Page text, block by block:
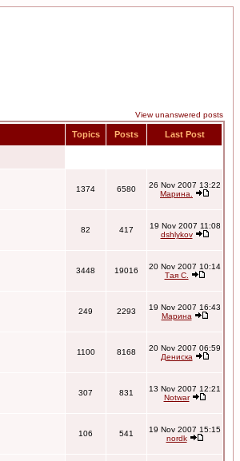
View unanswered posts
Topics Posts Last Post
1374 6580
26 Nov 2007 13:22
Марина.
82 417
19 Nov 2007 11:08
dshlykov
3448 19016
20 Nov 2007 10:14
Тая С.
249 2293
19 Nov 2007 16:43
Марина
1100 8168
20 Nov 2007 06:59
Дениска
307 831
13 Nov 2007 12:21
Notwar
106 541
19 Nov 2007 15:15
nordk